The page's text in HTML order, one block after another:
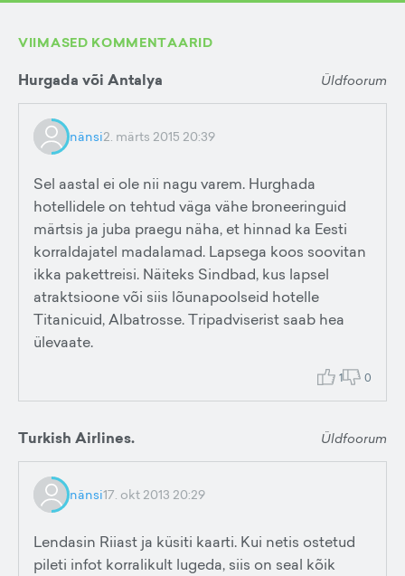
VIIMASED KOMMENTAARID
Hurgada või Antalya Üldfoorum
nänsi2. märts 2015 20:39
Sel aastal ei ole nii nagu varem. Hurghada
hotellidele on tehtud väga vähe broneeringuid
märtsis ja juba praegu näha, et hinnad ka Eesti
korraldajatel madalamad. Lapsega koos soovitan
ikka pakettreisi. Näiteks Sindbad, kus lapsel
atraktsioone või siis lõunapoolseid hotelle
Titanicuid, Albatrosse. Tripadviserist saab hea
ülevaate.
1 0
Turkish Airlines. Üldfoorum
nänsi17. okt 2013 20:29
Lendasin Riiast ja küsiti kaarti. Kui netis ostetud
pileti infot korralikult lugeda, siis on seal kõik